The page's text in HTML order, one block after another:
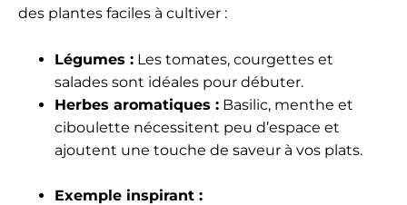
des plantes faciles à cultiver :
Légumes : Les tomates, courgettes et
salades sont idéales pour débuter.
Herbes aromatiques : Basilic, menthe et
ciboulette nécessitent peu d’espace et
ajoutent une touche de saveur à vos plats.
Exemple inspirant :